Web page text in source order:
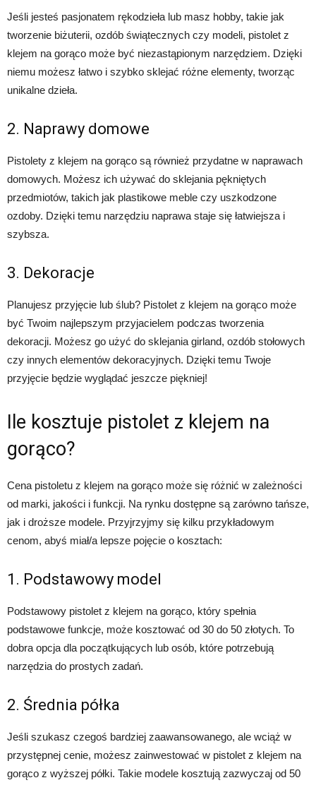
Jeśli jesteś pasjonatem rękodzieła lub masz hobby, takie jak
tworzenie biżuterii, ozdób świątecznych czy modeli, pistolet z
klejem na gorąco może być niezastąpionym narzędziem. Dzięki
niemu możesz łatwo i szybko sklejać różne elementy, tworząc
unikalne dzieła.
2. Naprawy domowe
Pistolety z klejem na gorąco są również przydatne w naprawach
domowych. Możesz ich używać do sklejania pękniętych
przedmiotów, takich jak plastikowe meble czy uszkodzone
ozdoby. Dzięki temu narzędziu naprawa staje się łatwiejsza i
szybsza.
3. Dekoracje
Planujesz przyjęcie lub ślub? Pistolet z klejem na gorąco może
być Twoim najlepszym przyjacielem podczas tworzenia
dekoracji. Możesz go użyć do sklejania girland, ozdób stołowych
czy innych elementów dekoracyjnych. Dzięki temu Twoje
przyjęcie będzie wyglądać jeszcze piękniej!
Ile kosztuje pistolet z klejem na
gorąco?
Cena pistoletu z klejem na gorąco może się różnić w zależności
od marki, jakości i funkcji. Na rynku dostępne są zarówno tańsze,
jak i droższe modele. Przyjrzyjmy się kilku przykładowym
cenom, abyś miał/a lepsze pojęcie o kosztach:
1. Podstawowy model
Podstawowy pistolet z klejem na gorąco, który spełnia
podstawowe funkcje, może kosztować od 30 do 50 złotych. To
dobra opcja dla początkujących lub osób, które potrzebują
narzędzia do prostych zadań.
2. Średnia półka
Jeśli szukasz czegoś bardziej zaawansowanego, ale wciąż w
przystępnej cenie, możesz zainwestować w pistolet z klejem na
gorąco z wyższej półki. Takie modele kosztują zazwyczaj od 50